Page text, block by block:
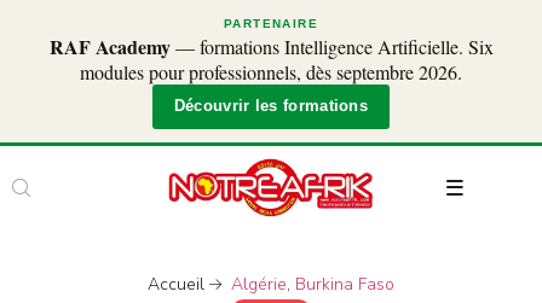
PARTENAIRE
RAF Academy— formations Intelligence Artificielle. Six
modules pour professionnels, dès septembre 2026.
Découvrir les formations
Accueil Algérie, Burkina Faso